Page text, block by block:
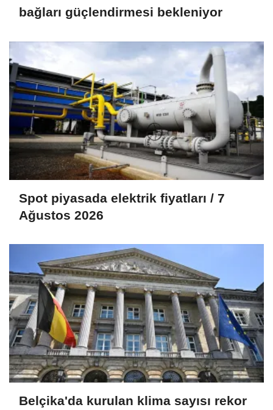
bağları güçlendirmesi bekleniyor
Spot piyasada elektrik fiyatları / 7
Ağustos 2026
Belçika'da kurulan klima sayısı rekor